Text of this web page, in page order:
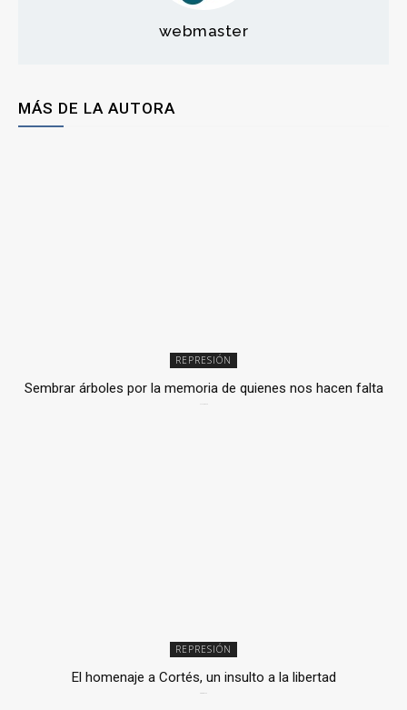
webmaster
MÁS DE LA AUTORA
REPRESIÓN
Sembrar árboles por la memoria de quienes nos hacen falta
REPRESIÓN
El homenaje a Cortés, un insulto a la libertad